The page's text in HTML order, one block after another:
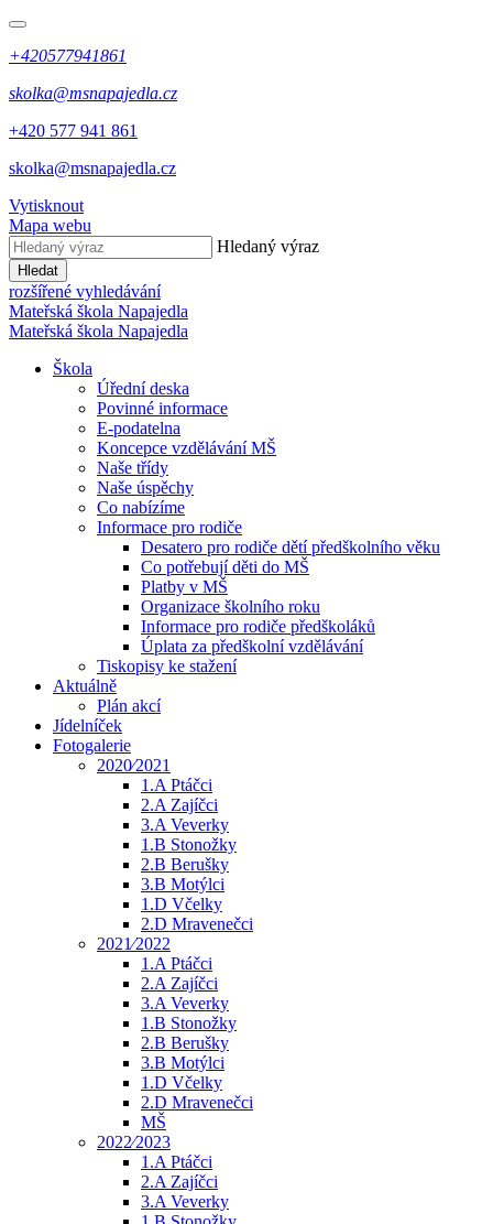
+420577941861
skolka@msnapajedla.cz
+420 577 941 861
skolka@msnapajedla.cz
Vytisknout
Mapa webu
Hledaný výraz
Hledat
rozšířené vyhledávání
Mateřská škola Napajedla
Mateřská škola Napajedla
Škola
Úřední deska
Povinné informace
E-podatelna
Koncepce vzdělávání MŠ
Naše třídy
Naše úspěchy
Co nabízíme
Informace pro rodiče
Desatero pro rodiče dětí předškolního věku
Co potřebují děti do MŠ
Platby v MŠ
Organizace školního roku
Informace pro rodiče předškoláků
Úplata za předškolní vzdělávání
Tiskopisy ke stažení
Aktuálně
Plán akcí
Jídelníček
Fotogalerie
2020⁄2021
1.A Ptáčci
2.A Zajíčci
3.A Veverky
1.B Stonožky
2.B Berušky
3.B Motýlci
1.D Včelky
2.D Mravenečci
2021⁄2022
1.A Ptáčci
2.A Zajíčci
3.A Veverky
1.B Stonožky
2.B Berušky
3.B Motýlci
1.D Včelky
2.D Mravenečci
MŠ
2022⁄2023
1.A Ptáčci
2.A Zajíčci
3.A Veverky